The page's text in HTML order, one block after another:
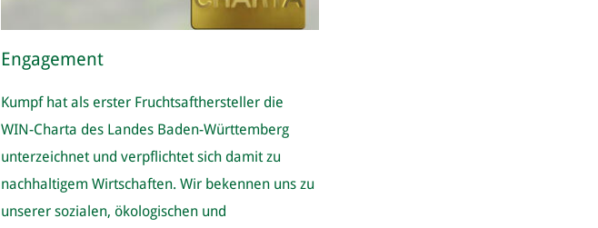
Engagement
Kumpf hat als erster Fruchtsafthersteller die
WIN-Charta des Landes Baden-Württemberg
unterzeichnet und verpflichtet sich damit zu
nachhaltigem Wirtschaften. Wir bekennen uns zu
unserer sozialen, ökologischen und